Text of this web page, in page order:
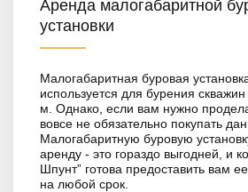
Аренда малогабаритной
установки
Малогабаритная буровая
используется для бурения
м. Однако, если вам нужно
вовсе не обязательно покупать
Малогабаритную буровую
аренду - это гораздо выгодней, и
Шпунт” готова предоставить вам
на любой срок.